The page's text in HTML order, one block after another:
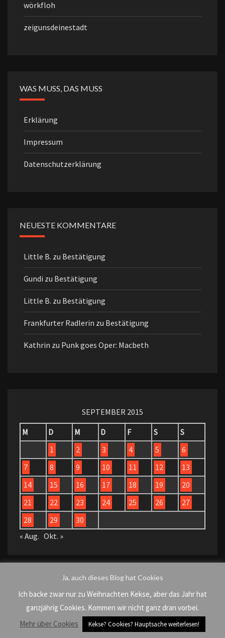
wörkfloh
zeigunsdeinestadt
WAS MUSS, DAS MUSS
Erklärung
Impressum
Datenschutzerklärung
NEUESTE KOMMENTARE
Little B. zu Bestätigung
Gundi zu Bestätigung
Little B. zu Bestätigung
Frankfurter Radlerin zu Bestätigung
Kathrin zu Punk goes Oper: Macbeth
SEPTEMBER 2015
M
D M D F S
S
1
2 3 4 5
6
7
8 9 10 11 12
13
14
15 16 17 18 19
20
21
22 23 24 25 26
27
28
29
30
« Aug. Okt. »
Suchen
Suchen
Ja, auch dieses Blog hat Cookies
Ich backe zwar nur zu Weihnachten Kekse, aber das Jahr hat
ganzjährig Cookies. Kommen wir nicht ganz dran vorbei.
Mehr über Cookies
Kekse? Cookies? Hauptsache weiterlesen!